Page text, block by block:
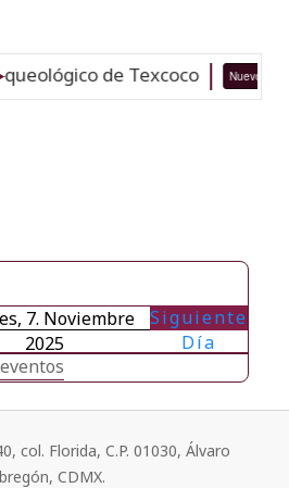
de Texcoco Nuevo
7. Noviembre
2025
Siguiente
Día
col. Florida, C.P. 01030, Álvaro
CDMX.